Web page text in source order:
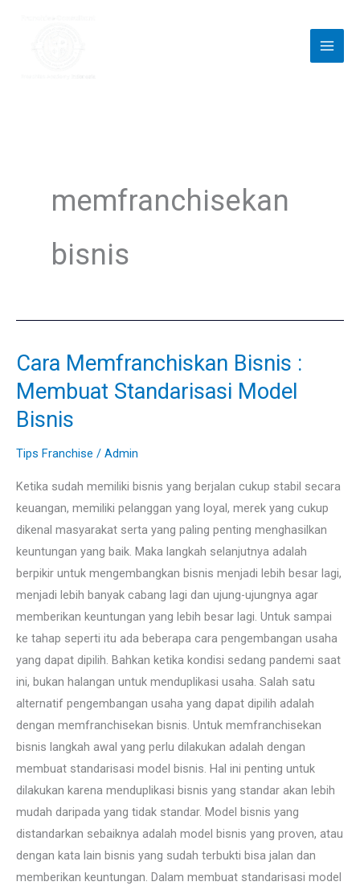
memfranchisekan
bisnis
Cara Memfranchiskan Bisnis :
Membuat Standarisasi Model
Bisnis
Tips Franchise / Admin
Ketika sudah memiliki bisnis yang berjalan cukup stabil secara
keuangan, memiliki pelanggan yang loyal, merek yang cukup
dikenal masyarakat serta yang paling penting menghasilkan
keuntungan yang baik. Maka langkah selanjutnya adalah
berpikir untuk mengembangkan bisnis menjadi lebih besar lagi,
menjadi lebih banyak cabang lagi dan ujung-ujungnya agar
memberikan keuntungan yang lebih besar lagi. Untuk sampai
ke tahap seperti itu ada beberapa cara pengembangan usaha
yang dapat dipilih. Bahkan ketika kondisi sedang pandemi saat
ini, bukan halangan untuk menduplikasi usaha. Salah satu
alternatif pengembangan usaha yang dapat dipilih adalah
dengan memfranchisekan bisnis. Untuk memfranchisekan
bisnis langkah awal yang perlu dilakukan adalah dengan
membuat standarisasi model bisnis. Hal ini penting untuk
dilakukan karena menduplikasi bisnis yang standar akan lebih
mudah daripada yang tidak standar. Model bisnis yang
distandarkan sebaiknya adalah model bisnis yang proven, atau
dengan kata lain bisnis yang sudah terbukti bisa jalan dan
memberikan keuntungan. Dalam membuat standarisasi model
Cara
Memfranchiskan
Bisnis
Membuat
Model
Bisnis